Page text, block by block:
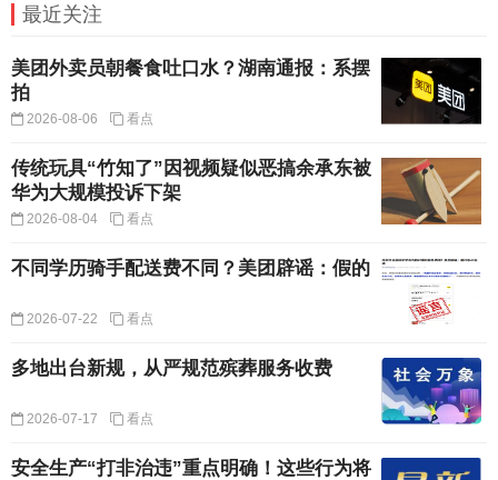
最近关注
美团外卖员朝餐食吐口水？湖南通报：系摆
拍
2026-08-06 看点
传统玩具“竹知了”因视频疑似恶搞余承东被
华为大规模投诉下架
2026-08-04 看点
不同学历骑手配送费不同？美团辟谣：假的
2026-07-22 看点
多地出台新规，从严规范殡葬服务收费
2026-07-17 看点
安全生产“打非治违”重点明确！这些行为将